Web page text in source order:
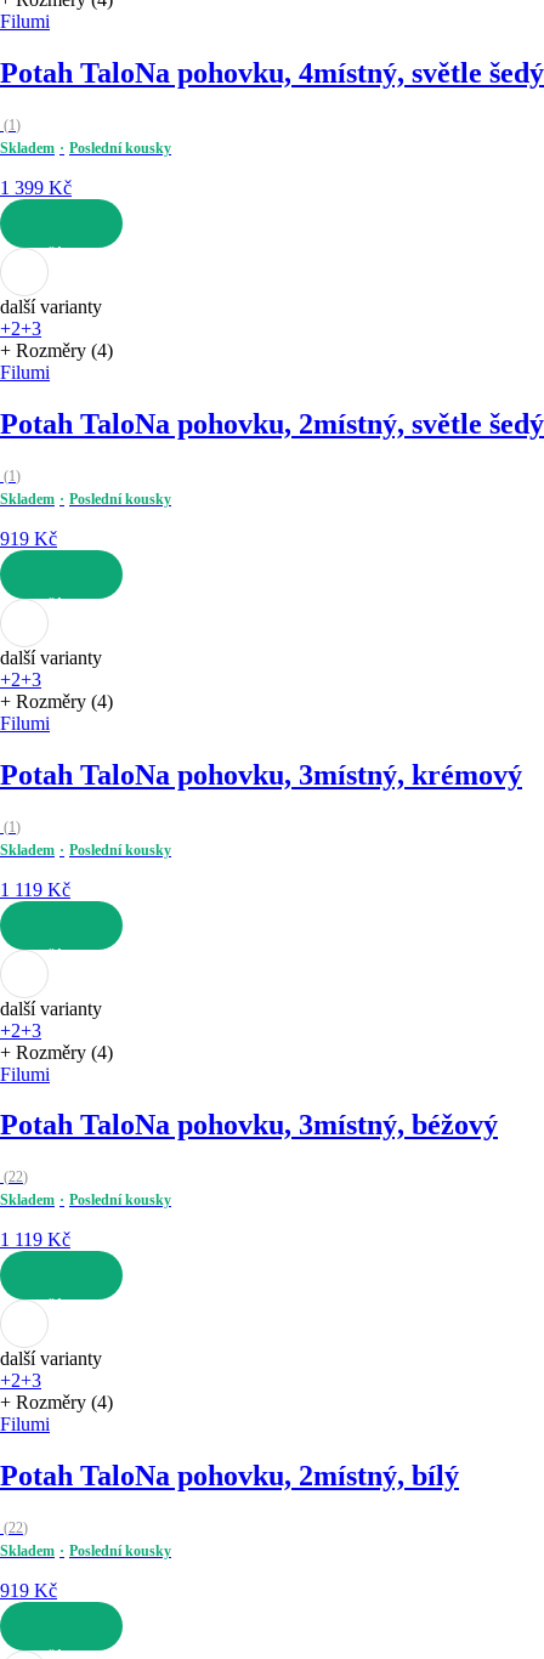
Filumi
Potah TaloNa pohovku, 4místný, světle šedý
(1)
Skladem
Poslední kousky
1 399 Kč
DO KOŠÍKU
další varianty
+2+3
+ Rozměry (4)
Filumi
Potah TaloNa pohovku, 2místný, světle šedý
(1)
Skladem
Poslední kousky
919 Kč
DO KOŠÍKU
další varianty
+2+3
+ Rozměry (4)
Filumi
Potah TaloNa pohovku, 3místný, krémový
(1)
Skladem
Poslední kousky
1 119 Kč
DO KOŠÍKU
další varianty
+2+3
+ Rozměry (4)
Filumi
Potah TaloNa pohovku, 3místný, béžový
(22)
Skladem
Poslední kousky
1 119 Kč
DO KOŠÍKU
další varianty
+2+3
+ Rozměry (4)
Filumi
Potah TaloNa pohovku, 2místný, bílý
(22)
Skladem
Poslední kousky
919 Kč